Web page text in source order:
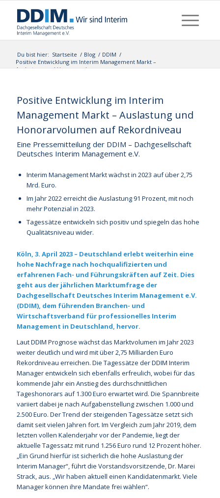
Du bist hier: Startseite / Blog / DDIM /
Positive Entwicklung im Interim Management Markt –
Auslastung und Honorarvolumen a...
Positive Entwicklung im Interim
Management Markt – Auslastung und
Honorarvolumen auf Rekordniveau
Eine Pressemitteilung der DDIM – Dachgesellschaft
Deutsches Interim Management e.V.
Interim Management Markt wächst in 2023 auf über 2,75
Mrd. Euro.
Im Jahr 2022 erreicht die Auslastung 91 Prozent, mit noch
mehr Potenzial in 2023.
Tagessätze entwickeln sich positiv und spiegeln das hohe
Qualitätsniveau wider.
Köln, 3. April 2023 – Deutschland erlebt weiterhin eine
hohe Nachfrage nach hochqualifizierten und
erfahrenen Fach- und Führungskräften auf Zeit. Dies
geht aus der jährlichen Marktumfrage der
Dachgesellschaft Deutsches Interim Management e.V.
(DDIM), dem führenden Branchen- und
Wirtschaftsverband für professionelles Interim
Management in Deutschland, hervor.
Laut DDIM Prognose wächst das Marktvolumen im Jahr 2023
weiter deutlich und wird mit über 2,75 Milliarden Euro
Rekordniveau erreichen. Die Tagessätze der DDIM Interim
Manager entwickeln sich ebenfalls erfreulich, wobei für das
kommende Jahr ein Anstieg des durchschnittlichen
Tageshonorars auf 1.300 Euro erwartet wird. Die Spannbreite
variiert dabei je nach Aufgabenstellung zwischen 1.000 und
2.500 Euro. Der Trend der steigenden Tagessätze setzt sich
damit seit vielen Jahren fort. Im Vergleich zum Jahr 2019, dem
letzten vollen Kalenderjahr vor der Pandemie, liegt der
aktuelle Tagessatz mit rund 1.256 Euro rund 12 Prozent höher.
„Ein Grund hierfür ist sicherlich die hohe Auslastung der
Interim Manager“, führt die Vorstandsvorsitzende, Dr. Marei
Strack, aus. „Wir haben aktuell einen Kandidatenmarkt. Viele
Manager können ihre Mandate frei wählen“.